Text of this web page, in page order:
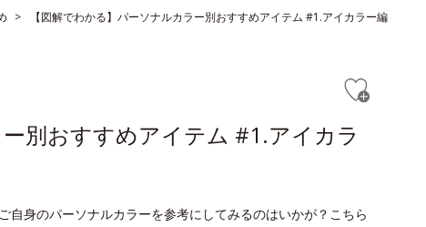
【図解でわかる】パーソナルカラー別おすすめアイテム #1.アイカラー編
別おすすめアイテム #1.アイカラ
自身のパーソナルカラーを参考にしてみるのはいかが？こちら